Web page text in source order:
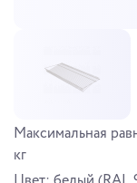
Максимальная
кг